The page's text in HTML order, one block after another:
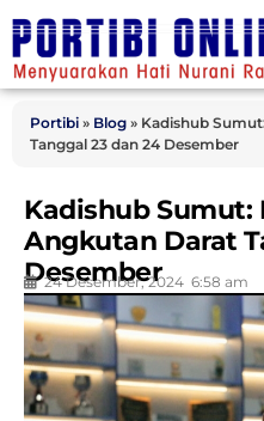
Portibi » Blog » Kadishub
Tanggal 23 dan 24 Desember
Kadishub Sumut:
Angkutan Darat
Desember
24 Desember, 2024 6:58 am